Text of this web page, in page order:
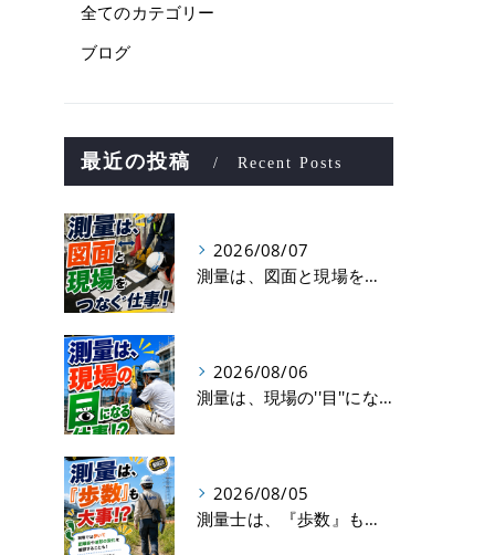
全てのカテゴリー
ブログ
最近の投稿 Recent Posts
2026/08/07
測量は、図面と現場をつなぐ仕事！
2026/08/06
測量は、現場の''目''になる仕事！？
2026/08/05
測量士は、『歩数』も大事！？